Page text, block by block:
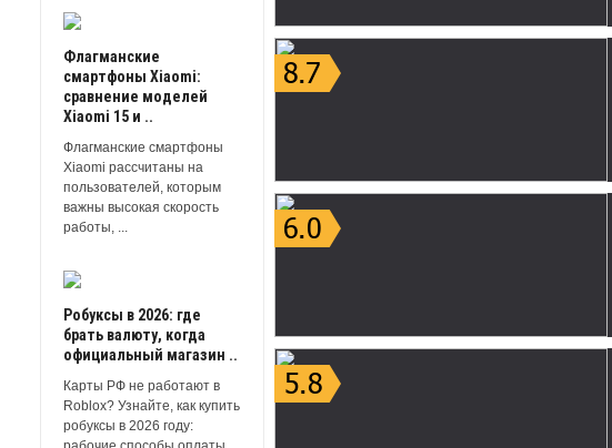
Флагманские
смартфоны Xiaomi:
сравнение моделей
Xiaomi 15 и ..
Флагманские смартфоны
Xiaomi рассчитаны на
пользователей, которым
важны высокая скорость
работы, ...
Робуксы в 2026: где
брать валюту, когда
официальный магазин ..
Карты РФ не работают в
Roblox? Узнайте, как купить
робуксы в 2026 году: